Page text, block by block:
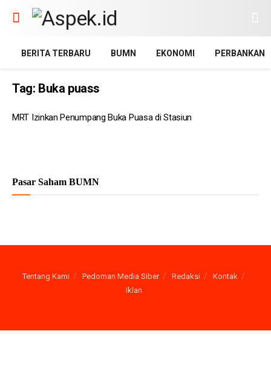
BERITA TERBARU BUMN EKONOMI PERBANKAN
Tag: Buka puass
MRT Izinkan Penumpang Buka Puasa di Stasiun
Pasar Saham BUMN
Tentang Kami Pedoman Media Siber Redaksi
Kontak
Iklan